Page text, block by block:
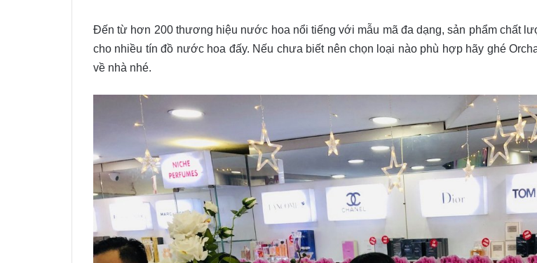
Đến từ hơn 200 thương hiệu nước hoa nổi tiếng với mẫu mã đa dạng, sản phẩm chất
cho nhiều tín đồ nước hoa đấy. Nếu chưa biết nên chọn loại nào phù hợp hãy ghé
về nhà nhé.